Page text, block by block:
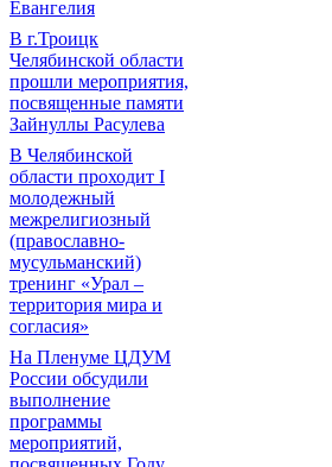
Евангелия
В г.Троицк
Челябинской области
прошли мероприятия,
посвященные памяти
Зайнуллы Расулева
В Челябинской
области проходит I
молодежный
межрелигиозный
(православно-
мусульманский)
тренинг «Урал –
территория мира и
согласия»
На Пленуме ЦДУМ
России обсудили
выполнение
программы
мероприятий,